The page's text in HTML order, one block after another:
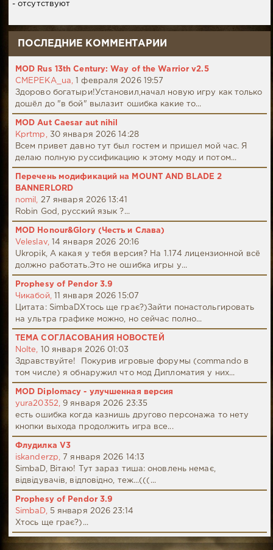
- отсутствуют
ПОСЛЕДНИЕ КОММЕНТАРИИ
MOD Rus 13th Century: Way of the Warrior v2.5
CMEPEKA_ua,
1 февраля 2026 19:57
Здорово богатыри!Установил,начал новую игру как только
дошёл до "в бой" вылазит ошибка какие то...
MOD Aut Caesar aut nihil
Kprtmp, 30 января 2026 14:28
Всем привет давно тут был гостем и пришел мой час. Я
делаю полную руссификацию к этому моду и потом...
Перечень модификаций на MOUNT AND BLADE 2
BANNERLORD
nomil, 27 января 2026 13:41
Robin God, русский язык ?...
MOD Honour&Glory (Честь и Слава)
Veleslav,
14 января 2026 20:16
Ukropik, А какая у тебя версия? На 1.174 лицензионной всё
должно работать.Это не ошибка игры у...
Prophesy of Pendor 3.9
Чикабой,
11 января 2026 15:07
Цитата: SimbaDХтось ще грає?)Зайти понастольгировать
на ультра графике можно, но сейчас полно...
ТЕМА СОГЛАСОВАНИЯ НОВОСТЕЙ
Nolte,
10 января 2026 01:03
Здравствуйте! Покурив игровые форумы (commando в
том числе) я обнаружил что мод Дипломатия у них...
MOD Diplomacy - улучшенная версия
yura20352, 9 января 2026 23:35
есть ошибка когда казнишь другово персонажа то нету
кнопки выхода продолжить игра все...
Флудилка V3
iskanderzp, 7 января 2026 14:13
SimbaD, Вітаю! Тут зараз тиша: оновлень немає,
відвідувачів, відповідно, теж...(((...
Prophesy of Pendor 3.9
SimbaD, 5 января 2026 23:14
Хтось ще грає?)...